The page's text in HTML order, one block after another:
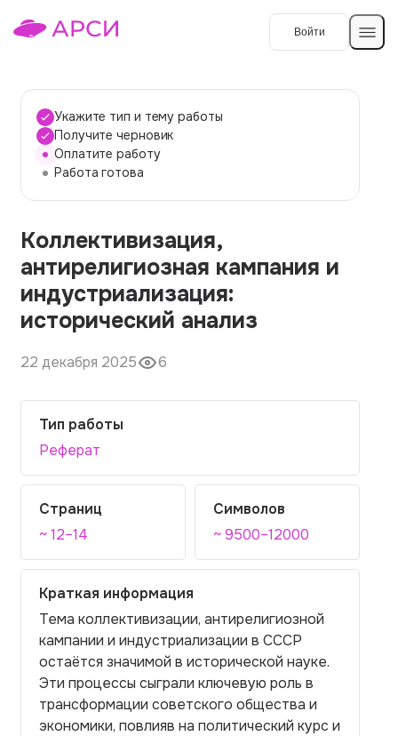
Войти
Темы работ
О сервисе
О компании
Наши гарантии
Порядок оплаты
Контакты
Укажите тип и тему работы
Получите черновик
Оплатите работу
Работа готова
Коллективизация,
антирелигиозная кампания и
индустриализация:
исторический анализ
22 декабря 2025 6
Тип работы
Реферат
Страниц
~ 12–14
Символов
~ 9500–12000
Краткая информация
Тема коллективизации, антирелигиозной
кампании и индустриализации в СССР
остаётся значимой в исторической науке.
Эти процессы сыграли ключевую роль в
трансформации советского общества и
экономики, повлияв на политический курс и